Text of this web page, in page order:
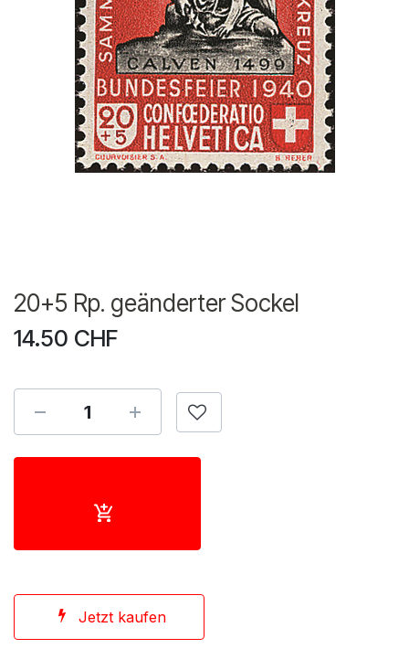
20+5 Rp. geänderter Sockel
14.50 CHF
Jetzt kaufen